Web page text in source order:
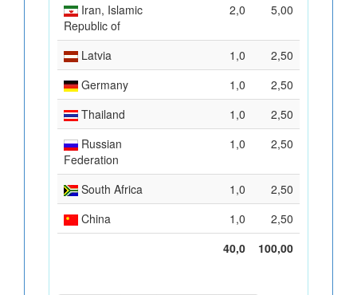
Iran, Islamic
Republic of
2,0 5,00
Latvia 1,0
2,50
Germany
1,0
2,50
Thailand
1,0
2,50
Russian
Federation
1,0 2,50
South Africa 1,0
2,50
China
1,0
2,50
40,0
100,00